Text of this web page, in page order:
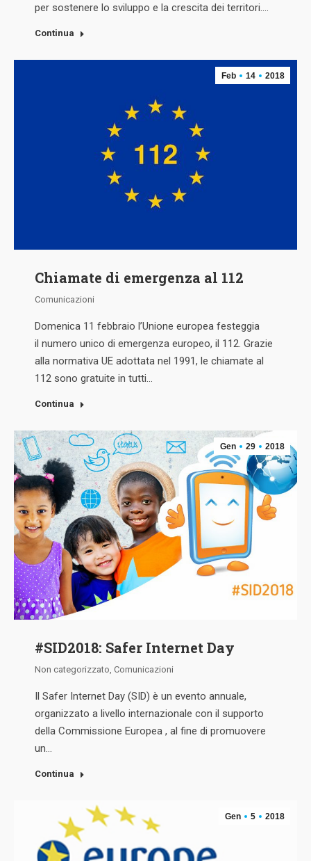
per sostenere lo sviluppo e la crescita dei territori.…
Continua
Feb 14 2018
Chiamate di emergenza al 112
Comunicazioni
Domenica 11 febbraio l’Unione europea festeggia
il numero unico di emergenza europeo, il 112. Grazie
alla normativa UE adottata nel 1991, le chiamate al
112 sono gratuite in tutti…
Continua
Gen 29 2018
#SID2018: Safer Internet Day
Non categorizzato Comunicazioni
Il Safer Internet Day (SID) è un evento annuale,
organizzato a livello internazionale con il supporto
della Commissione Europea , al fine di promuovere
un…
Continua
Gen 5 2018